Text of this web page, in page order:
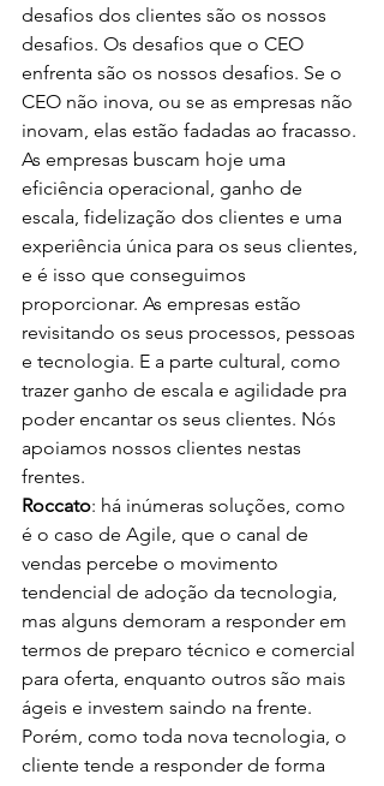
desafios dos clientes são os nossos
desafios. Os desafios que o CEO
enfrenta são os nossos desafios. Se o
CEO não inova, ou se as empresas não
inovam, elas estão fadadas ao fracasso.
As empresas buscam hoje uma
eficiência operacional, ganho de
escala, fidelização dos clientes e uma
experiência única para os seus clientes,
e é isso que conseguimos
proporcionar. As empresas estão
revisitando os seus processos, pessoas
e tecnologia. E a parte cultural, como
trazer ganho de escala e agilidade pra
poder encantar os seus clientes. Nós
apoiamos nossos clientes nestas
frentes.
Roccato: há inúmeras soluções, como
é o caso de Agile, que o canal de
vendas percebe o movimento
tendencial de adoção da tecnologia,
mas alguns demoram a responder em
termos de preparo técnico e comercial
para oferta, enquanto outros são mais
ágeis e investem saindo na frente.
Porém, como toda nova tecnologia, o
cliente tende a responder de forma